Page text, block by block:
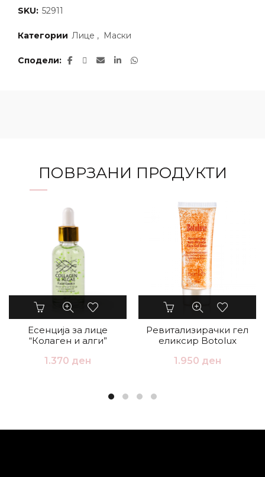
SKU: 52911
Категории Лице , Маски
Сподели
ПОВРЗАНИ ПРОДУКТИ
Есенција за лице
“Колаген и алги”
1.370 ден
Ревитализирачки гел
еликсир Botolux
1.950 ден